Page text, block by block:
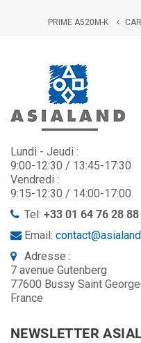

PRIME A520M-K
Lundi - Jeudi :
9:00-12:30 / 13:45-17:30
Vendredi :
9:15-12:30 / 14:00-17:00
Tel: +33 01 64 76 28 88
Email:
Adresse :
7 avenue Gutenberg
77600 Bussy Saint
France
NEWSLETTER